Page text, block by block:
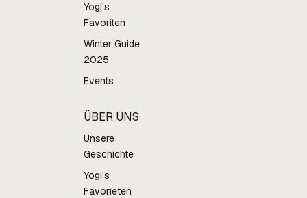
Yogi's
Favoriten
Winter Guide
2025
Events
ÜBER UNS
Unsere
Geschichte
Yogi's
Favorieten